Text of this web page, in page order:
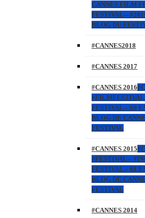
CANNES FILM
FESTIVAL –
BLOG DU
#CANNES2018
#CANNES 2017
#CANNES 2016
FESTIVAL – 69
BLOG DE
FESTIVAL
#CANNES 2015
#FESTIVAL –
FESTIVAL – 68
BLOG DE
FESTIVAL
#CANNES 2014